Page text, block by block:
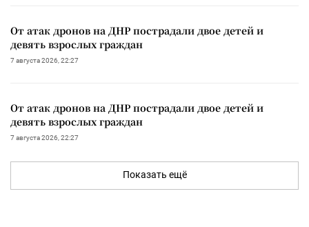
От атак дронов на ДНР пострадали двое детей и
девять взрослых граждан
7 августа 2026, 22:27
От атак дронов на ДНР пострадали двое детей и
девять взрослых граждан
7 августа 2026, 22:27
Показать ещё